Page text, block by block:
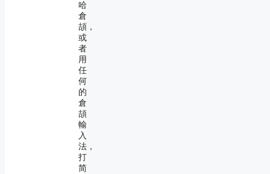
哈
倉
頡，
或
者
用
任
何
的
倉
頡
輸
入
法，
打
简